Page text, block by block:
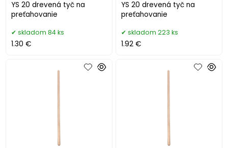
YS 20 drevená tyč na
preťahovanie
skladom 84 ks
1.30 €
YS 20 drevená tyč na
preťahovanie
skladom 223 ks
1.92 €